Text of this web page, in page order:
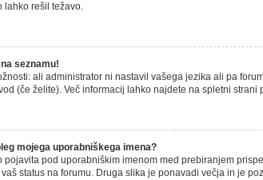
lahko rešil težavo.
seznamu!
ali administrator ni nastavil vašega jezika ali pa
(če želite). Več informacij lahko najdete na spletni strani
mojega uporabniškega imena?
pojavita pod uporabniškim imenom med prebiranjem
status na forumu. Druga slika je ponavadi večja in je